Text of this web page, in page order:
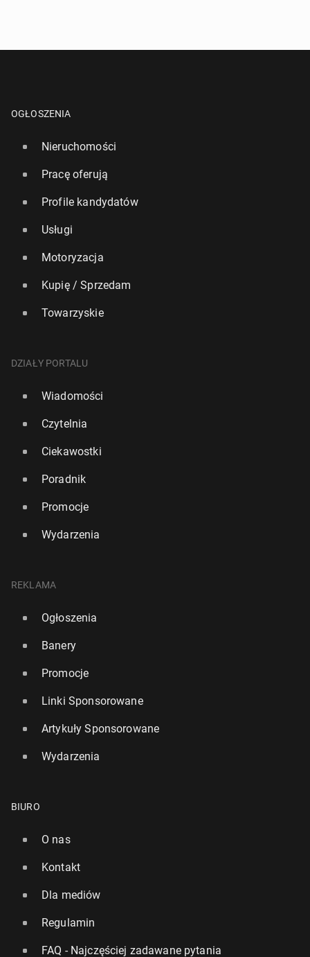
OGŁOSZENIA
Nieruchomości
Pracę oferują
Profile kandydatów
Usługi
Motoryzacja
Kupię / Sprzedam
Towarzyskie
DZIAŁY PORTALU
Wiadomości
Czytelnia
Ciekawostki
Poradnik
Promocje
Wydarzenia
REKLAMA
Ogłoszenia
Banery
Promocje
Linki Sponsorowane
Artykuły Sponsorowane
Wydarzenia
BIURO
O nas
Kontakt
Dla mediów
Regulamin
FAQ - Najczęściej zadawane pytania